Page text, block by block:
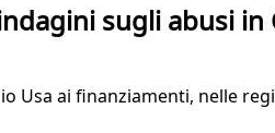
sugli abusi in
Usa ai finanziamenti, nelle